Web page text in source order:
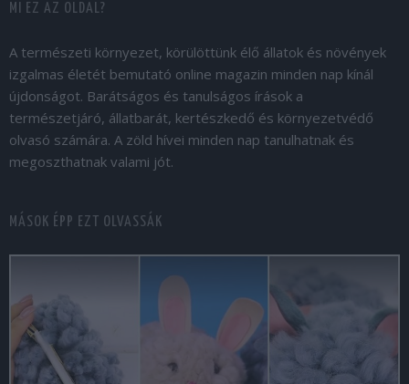
MI EZ AZ OLDAL?
A természeti környezet, körülöttünk élő állatok és növények
izgalmas életét bemutató online magazin minden nap kínál
újdonságot. Barátságos és tanulságos írások a
természetjáró, állatbarát, kertészkedő és környezetvédő
olvasó számára. A zöld hívei minden nap tanulhatnak és
megoszthatnak valami jót.
MÁSOK ÉPP EZT OLVASSÁK